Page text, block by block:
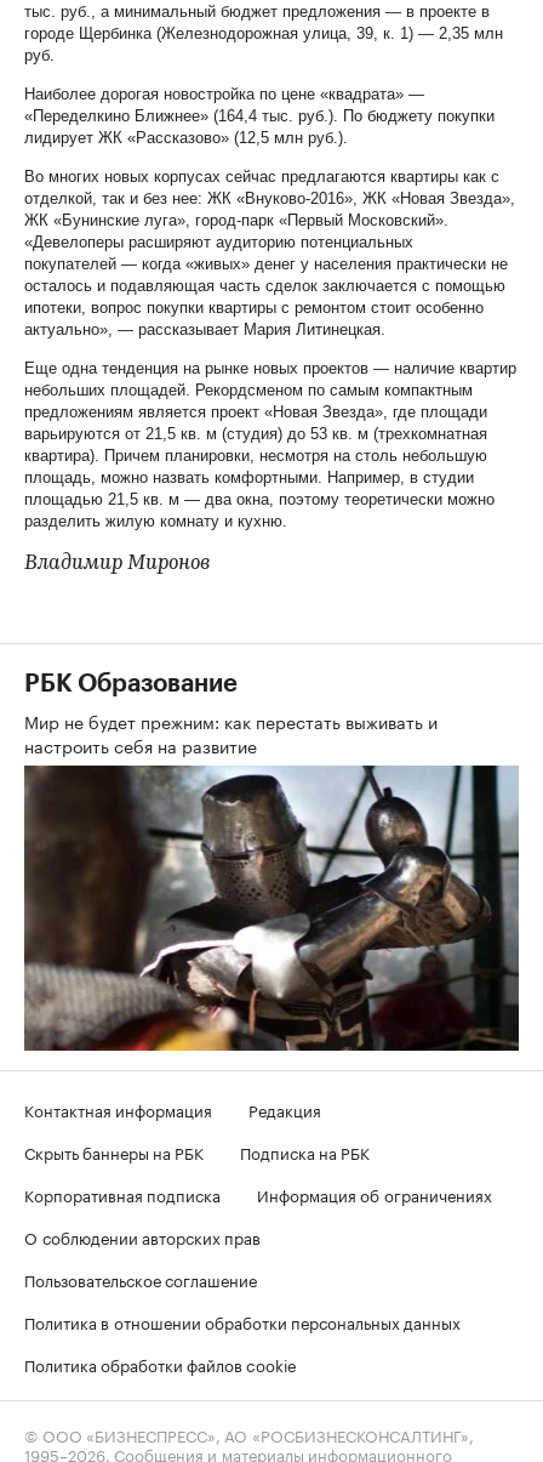
тыс. руб., а минимальный бюджет предложения — в проекте в
городе Щербинка (Железнодорожная улица, 39, к. 1) — 2,35 млн
руб.
Наиболее дорогая новостройка по цене «квадрата» —
«Переделкино Ближнее» (164,4 тыс. руб.). По бюджету покупки
лидирует ЖК «Рассказово» (12,5 млн руб.).
Во многих новых корпусах сейчас предлагаются квартиры как с
отделкой, так и без нее: ЖК «Внуково-2016», ЖК «Новая Звезда»,
ЖК «Бунинские луга», город-парк «Первый Московский».
«Девелоперы расширяют аудиторию потенциальных
покупателей — когда «живых» денег у населения практически не
осталось и подавляющая часть сделок заключается с помощью
ипотеки, вопрос покупки квартиры с ремонтом стоит особенно
актуально», — рассказывает Мария Литинецкая.
Еще одна тенденция на рынке новых проектов — наличие квартир
небольших площадей. Рекордсменом по самым компактным
предложениям является проект «Новая Звезда», где площади
варьируются от 21,5 кв. м (студия) до 53 кв. м (трехкомнатная
квартира). Причем планировки, несмотря на столь небольшую
площадь, можно назвать комфортными. Например, в студии
площадью 21,5 кв. м — два окна, поэтому теоретически можно
разделить жилую комнату и кухню.
Владимир Миронов
РБК Образование
Мир не будет прежним: как перестать выживать и
настроить себя на развитие
Контактная информация
Редакция
Скрыть баннеры на РБК
Подписка на РБК
Корпоративная подписка
Информация об ограничениях
О соблюдении авторских прав
Пользовательское соглашение
Политика в отношении обработки персональных данных
Политика обработки файлов cookie
© ООО «БИЗНЕСПРЕСС», АО «РОСБИЗНЕСКОНСАЛТИНГ»,
1995–2026 . Сообщения и материалы информационного